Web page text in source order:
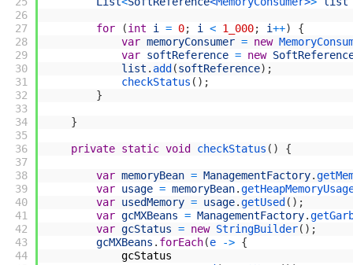
26
27
28
29
30
31
32
33
34
35
36
37
38
39
40
41
42
43
44
for (int i = 0; i < 1_000; i++)
{
var memoryConsumer = new
var softReference = new
list . add (softReference) ;
checkStatus ( ) ;
}
}
private static void checkStatus ( ) {
var memoryBean = ManagementFactory.
var usage = memoryBean.
var usedMemory = usage.getUsed ( ) ;
var gcMXBeans = ManagementFactory.
var gcStatus = new StringBuilder( ) ;
gcMXBeans . forEach(e -> {
gcStatus